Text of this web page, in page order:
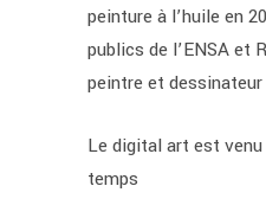
peinture à l’huile en
publics de l’ENSA et
peintre et
Le digital art est
temps